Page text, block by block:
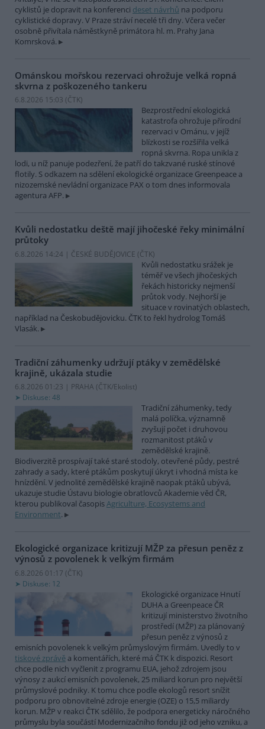
cyklistů je dopravit na konferenci deset návrhů na podporu
cyklistické dopravy. V Praze stráví necelé tři dny. Včera večer
osobně přivítala náměstkyně primátora hl. m. Prahy Jana
Komrsková.
Ománskou mořskou rezervaci ohrožuje velká ropná
skvrna z poškozeného tankeru
6.8.2026 15:03 (ČTK)
Bezprostřední ekologická
katastrofa ohrožuje přírodní
rezervaci v Ománu, v jejíž
blízkosti se rozšířila velká
ropná skvrna. Ropa unikla z
lodi, u níž panuje podezření, že patří do takzvané ruské stínové
flotily. S odkazem na sdělení ekologické organizace Greenpeace a
nizozemské nevládní organizace PAX o tom dnes informovala
agentura AFP.
Kvůli nedostatku deště mají jihočeské řeky minimální
průtoky
6.8.2026 14:24 | ČESKÉ BUDĚJOVICE (ČTK)
Kvůli nedostatku srážek je
téměř ve všech jihočeských
řekách historicky nejmenší
průtok vody. Nejhorší je
situace v rovinatých oblastech,
například na Českobudějovicku. ČTK to řekl hydrolog Tomáš
Vlasák.
Tradiční záhumenky udržují ptáky v zemědělské
krajině, ukázala studie
6.8.2026 01:23 | PRAHA (ČTK/Ekolist)
Diskuse: 48
Tradiční záhumenky, tedy
malá políčka, významně
zvyšují počet i druhovou
rozmanitost ptáků v
zemědělské krajině.
Biodiverzitě prospívají také staré stodoly, otevřené půdy, pestré
zahrady a sady, které ptákům poskytují úkryt i vhodná místa ke
hnízdění. V jednolité zemědělské krajině naopak ptáků ubývá,
ukazuje studie Ústavu biologie obratlovců Akademie věd ČR,
kterou publikoval časopisAgriculture, Ecosystems and
Environment.
Ekologické organizace kritizují MŽP za přesun peněz z
výnosů z povolenek k velkým firmám
6.8.2026 01:17 (ČTK)
Diskuse: 12
Ekologické organizace Hnutí
DUHA a Greenpeace ČR
kritizují ministerstvo životního
prostředí (MŽP) za plánovaný
přesun peněz z výnosů z
emisních povolenek k velkým průmyslovým firmám. Uvedly to v
tiskové zprávě a komentářích, které má ČTK k dispozici. Resort
chce podle nich vyčlenit z programu EUA, jehož zdrojem jsou
výnosy z aukcí emisních povolenek, 25 miliard korun pro největší
průmyslové podniky. K tomu chce podle ekologů resort snížit
podporu pro obnovitelné zdroje energie (OZE) o 15,5 miliardy
korun. MŽP v reakci ČTK sdělilo, že podpora energeticky náročného
průmyslu byla součástí Modernizačního fondu již od jeho vzniku, a